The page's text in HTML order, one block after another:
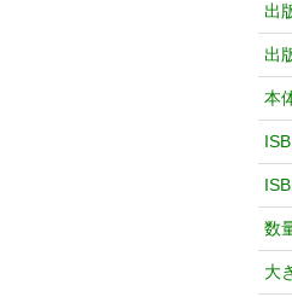
出
出
本
数
大